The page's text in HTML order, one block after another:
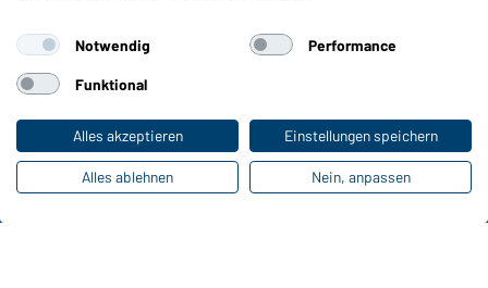
Pflegehinweise
Farben
Online-Kataloge
Zu den Download-Links
Notwendig Performance
Funktional
Alles akzeptieren Einstellungen speichern
Alles ablehnen Nein, anpassen